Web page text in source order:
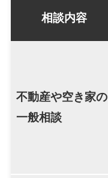
相談内容
不動産や空き家の
一般相談